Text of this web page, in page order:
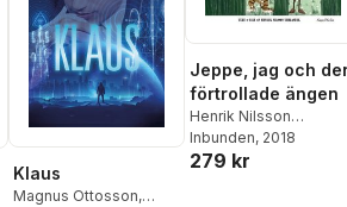
Klaus
Magnus Ottosson,
Jeppe, jag och
förtrollade ängen
Henrik Nilsson
Thelander
Inbunden, 2018
279 kr